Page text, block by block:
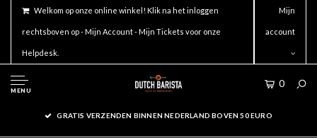
Welkom op onze online winkel! Klik na het inloggen
rechtsboven op - Mijn Account - Mijn Tickets voor onze
Helpdesk.
Mijn
account
MENU
0
GRATIS VERZENDEN BINNEN NEDERLAND BOVEN 50 EURO